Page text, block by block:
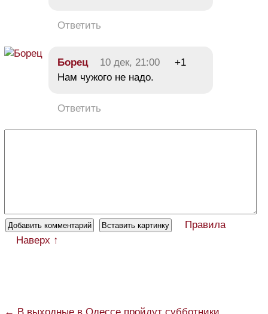
Ответить
Борец 10 дек, 21:00
+1
Нам чужого не надо.
Ответить
Правила
Наверх ↑